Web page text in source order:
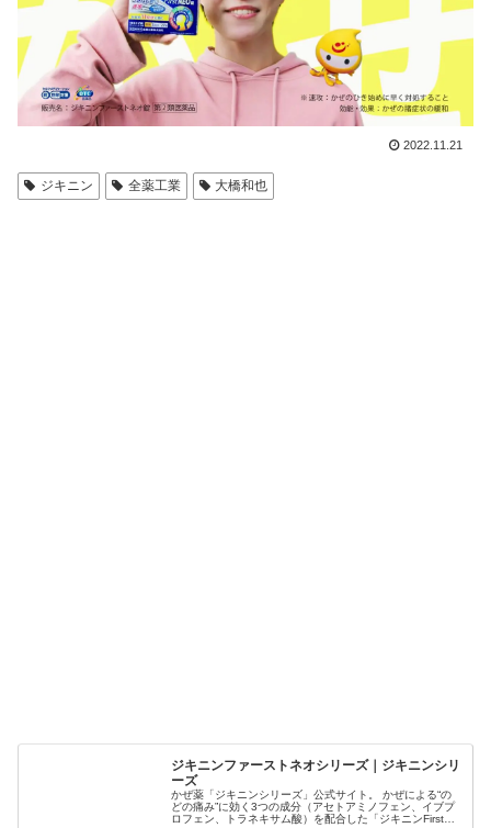
2022.11.21
ジキニン 全薬工業 大橋和也
ジキニンファーストネオシリーズ｜ジキニンシリ
ーズ
かぜ薬「ジキニンシリーズ」公式サイト。 かぜによる“の
どの痛み”に効く3つの成分（アセトアミノフェン、イブプ
ロフェン、トラネキサム酸）を配合した「ジキニンFirst